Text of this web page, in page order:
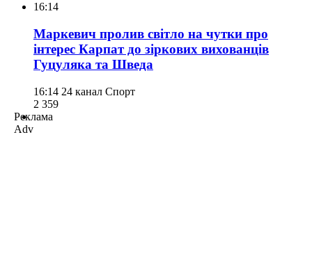
16:14
Маркевич пролив світло на чутки про
інтерес Карпат до зіркових вихованців
Гуцуляка та Шведа
16:14 24 канал Спорт
2 359
Реклама
Adv